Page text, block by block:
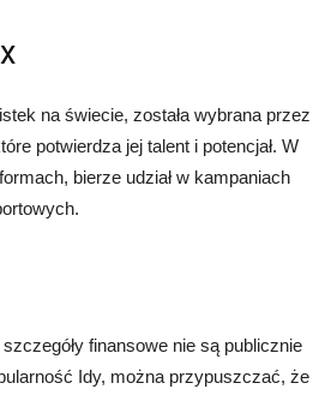
na świecie, została wybrana przez
potwierdza jej talent i potencjał. W
bierze udział w kampaniach
finansowe nie są publicznie
Idy, można przypuszczać, że